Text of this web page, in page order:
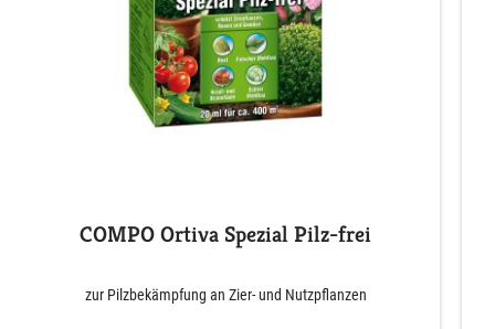
COMPO Ortiva Spezial Pilz-frei
zur Pilzbekämpfung an Zier- und Nutzpflanzen